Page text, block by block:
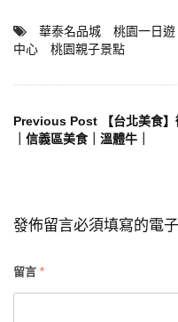
華泰名品城 桃園一日遊
中心
桃園親子景點
文
覽
Previous Post 【台北美食
｜信義區美食｜溫體牛｜
發佈留言必須填寫的電
留言 *